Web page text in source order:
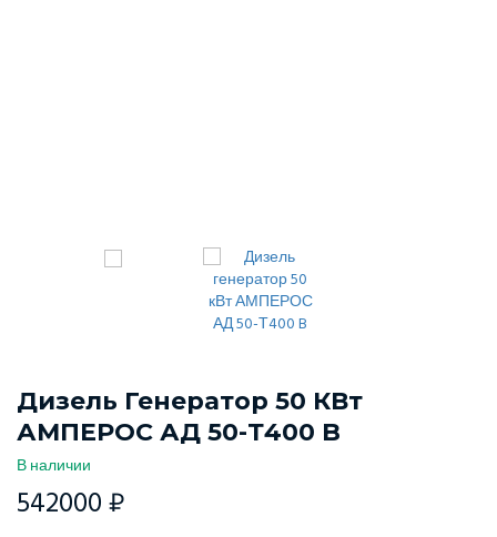
Дизель Генератор 50 КВт
АМПЕРОС АД 50-Т400 B
В наличии
542000 ₽